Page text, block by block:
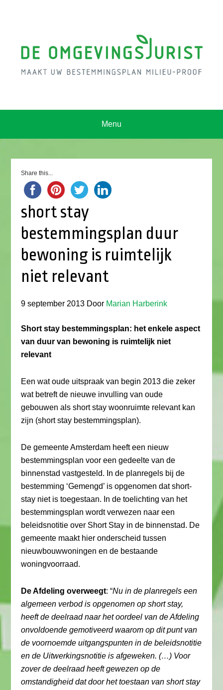
Menu
Share this...
short stay
bestemmingsplan duur
bewoning is ruimtelijk
niet relevant
9 september 2013 Door Marian Harberink
Short stay bestemmingsplan: het enkele aspect
van duur van bewoning is ruimtelijk niet
relevant
Een wat oude uitspraak van begin 2013 die zeker
wat betreft de nieuwe invulling van oude
gebouwen als short stay woonruimte relevant kan
zijn (short stay bestemmingsplan).
De gemeente Amsterdam heeft een nieuw
bestemmingsplan voor een gedeelte van de
binnenstad vastgesteld. In de planregels bij de
bestemming ‘Gemengd’ is opgenomen dat short-
stay niet is toegestaan. In de toelichting van het
bestemmingsplan wordt verwezen naar een
beleidsnotitie over Short Stay in de binnenstad. De
gemeente maakt hier onderscheid tussen
nieuwbouwwoningen en de bestaande
woningvoorraad.
De Afdeling overweegt: “Nu in de planregels een
algemeen verbod is opgenomen op short stay,
heeft de deelraad naar het oordeel van de Afdeling
onvoldoende gemotiveerd waarom op dit punt van
de voornoemde uitgangspunten in de beleidsnotitie
en de Uitwerkingsnotitie is afgeweken. (…) Voor
zover de deelraad heeft gewezen op de
omstandigheid dat door het toestaan van short stay